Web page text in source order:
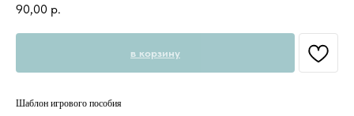
90,00 р.
в корзину
Шаблон игрового пособия